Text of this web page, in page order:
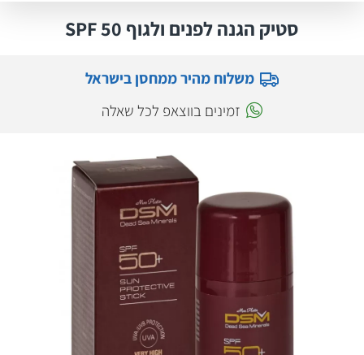
סטיק הגנה לפנים ולגוף SPF 50
משלוח מהיר ממחסן בישראל
זמינים בווצאפ לכל שאלה